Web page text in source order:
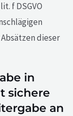
f DSGVO
dieser
in
sichere
an